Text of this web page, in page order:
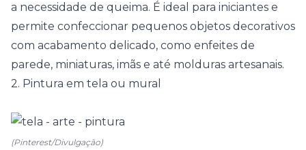
a necessidade de queima. É ideal para iniciantes e
permite confeccionar pequenos objetos decorativos
com acabamento delicado, como enfeites de
parede, miniaturas, imãs e até molduras artesanais.
2. Pintura em tela ou mural
(Pinterest/Divulgação)